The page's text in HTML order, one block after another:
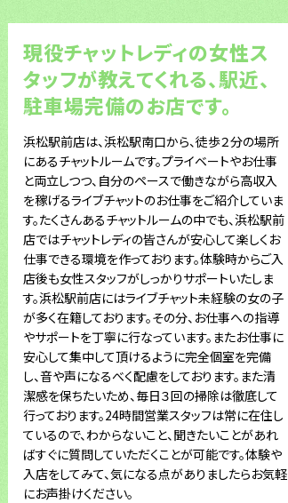
現役チャットレディの女性ス
タッフが教えてくれる、駅近、
駐車場完備のお店です。
浜松駅前店は、浜松駅南口から、徒歩２分の場所
にあるチャットルームです。プライベートやお仕事
と両立しつつ、自分のペースで働きながら高収入
を稼げるライブチャットのお仕事をご紹介していま
す。たくさんあるチャットルームの中でも、浜松駅前
店ではチャットレディの皆さんが安心して楽しくお
仕事できる環境を作っております。体験時からご入
店後も女性スタッフがしっかりサポートいたしま
す。浜松駅前店にはライブチャット未経験の女の子
が多く在籍しております。その分、お仕事への指導
やサポートを丁寧に行なっています。またお仕事に
安心して集中して頂けるように完全個室を完備
し、音や声になるべく配慮をしております。また清
潔感を保ちたいため、毎日３回の掃除は徹底して
行っております。24時間営業スタッフは常に在住し
ているので、わからないこと、聞きたいことがあれ
ばすぐに質問していただくことが可能です。体験や
入店をしてみて、気になる点がありましたらお気軽
にお声掛けください。